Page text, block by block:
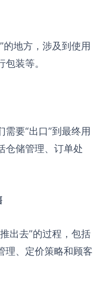
AI写作
AI对话
的地方，涉及到使用
装等。
要“出口”到最终用
仓储管理、订单处
出去”的过程，包括
理、定价策略和顾客